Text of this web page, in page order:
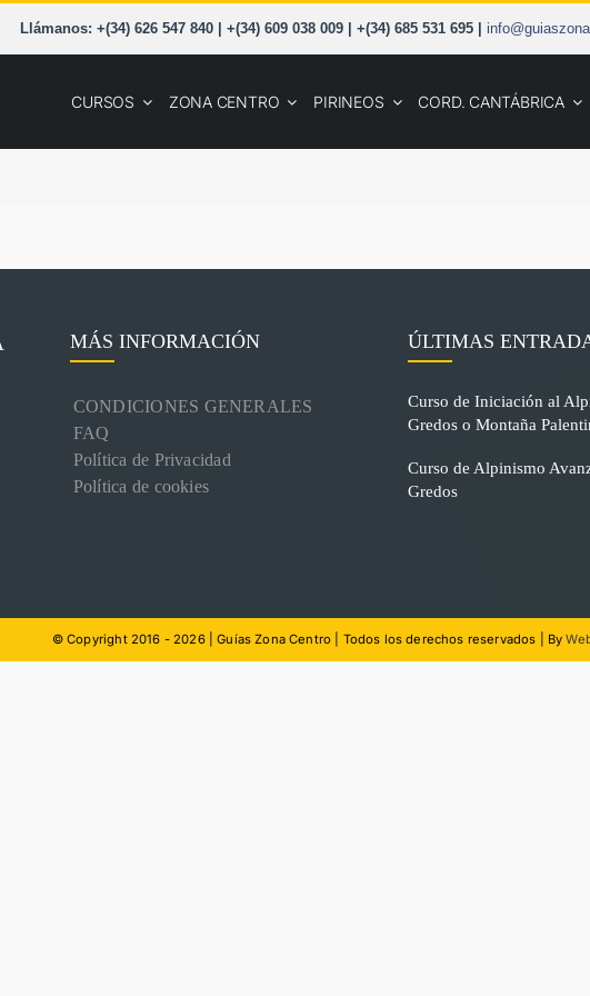
Llámanos: +(34) 626 547 840 | +(34) 609 038 009 | +(34) 685 531 695 |
CURSOS ZONA CENTRO PIRINEOS CORD. CANTÁBRICA
MÁS INFORMACIÓN
CONDICIONES GENERALES
FAQ
Política de Privacidad
Política de cookies
ÚLTIMAS
Curso de Iniciación al
Gredos o Montaña
Curso de Alpinismo
Gredos
© Copyright 2016 - 2026 | Guías Zona Centro | Todos los derechos reservados | By